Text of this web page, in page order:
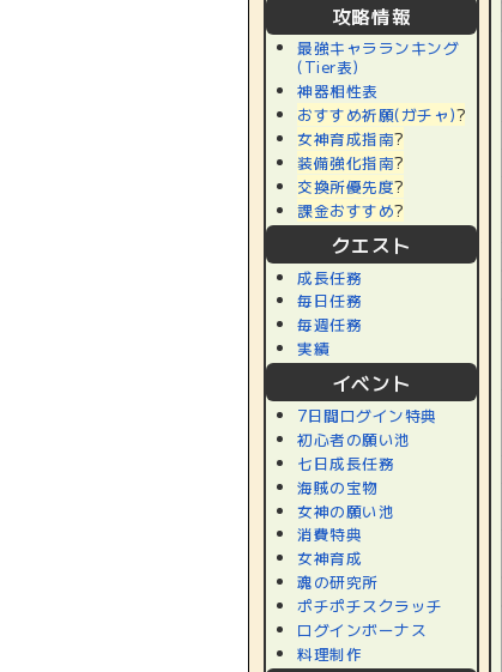
攻略情報
最強キャラランキング
(Tier表)
神器相性表
おすすめ祈願(ガチャ)?
女神育成指南?
装備強化指南?
交換所優先度?
課金おすすめ?
クエスト
成長任務
毎日任務
毎週任務
実績
イベント
7日間ログイン特典
初心者の願い池
七日成長任務
海賊の宝物
女神の願い池
消費特典
女神育成
魂の研究所
ポチポチスクラッチ
ログインボーナス
料理制作